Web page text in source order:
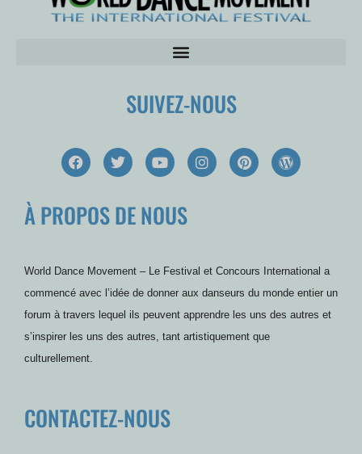
SUIVEZ-NOUS
F
a
c
b
o
T
w
i
t
e
Y
o
u
u
b
I
n
s
m
P
i
n
t
W
o
r
s
À PROPOS DE NOUS
World Dance Movement – Le Festival et Concours International a
commencé avec l’idée de donner aux danseurs du monde entier un
forum à travers lequel ils peuvent apprendre les uns des autres et
s’inspirer les uns des autres, tant artistiquement que
culturellement.
CONTACTEZ-NOUS